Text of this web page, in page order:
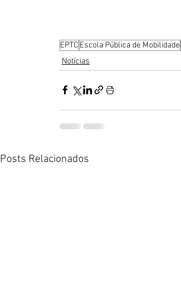
EPTC Escola Pública de Mobilidade
Notícias
Posts Relacionados